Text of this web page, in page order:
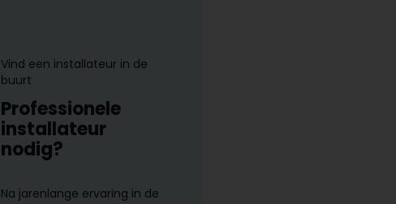
Vind een installateur in de
buurt
Professionele
installateur
nodig?
Na jarenlange ervaring in de